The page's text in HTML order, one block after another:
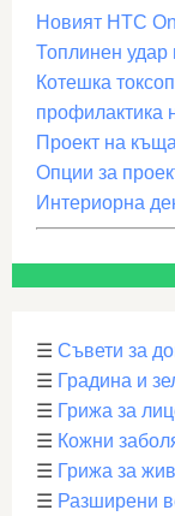
Новият HTC
Топлинен
Котешка
профилактика
Проект на
Опции за
Интериорна
☰ Съвети за
☰ Градина и
☰ Грижа за
☰ Кожни
☰ Грижа за
☰ Разширени